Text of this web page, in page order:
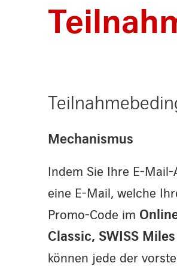
Mechanismus
Indem Sie Ihre E-
eine E-Mail, welche
Promo-Code im
Classic, SWISS
können jede der